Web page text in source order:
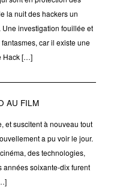
la nuit des hackers un
investigation fouillée et
car il existe une
Hack […]
AU FILM
et suscitent à nouveau tout
a pu voir le jour.
des technologies,
années soixante-dix furent